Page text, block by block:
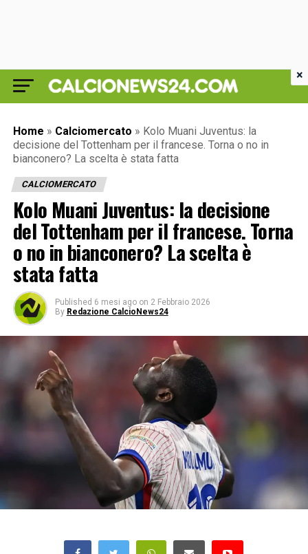
Home » Calciomercato » Kolo Muani Juventus: la
decisione del Tottenham per il francese. Torna o no in
bianconero? La scelta è stata fatta
CALCIOMERCATO
Kolo Muani Juventus: la decisione
del Tottenham per il francese. Torna
o no in bianconero? La scelta è
stata fatta
Published 6 mesi ago on 2 Febbraio 2026
By Redazione CalcioNews24
×